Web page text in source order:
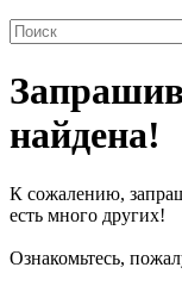
найдена!
К сожалению,
есть много других!
Ознакомьтесь,